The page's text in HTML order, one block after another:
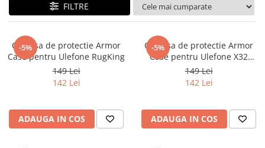
Casti Audio
Accesorii telefoane
Huse protectie
Smartwatch
Accesorii smartwatch
Aparate de Gătit
Oală sub Presiune
FILTRE
-5%
Carcasa de protectie Armor
Case pentru Ulefone RugKing
149 Lei
142 Lei
ADAUGA IN COS
-5%
Carcasa de protectie Armor
Case pentru Ulefone X32
Series
149 Lei
142 Lei
ADAUGA IN COS